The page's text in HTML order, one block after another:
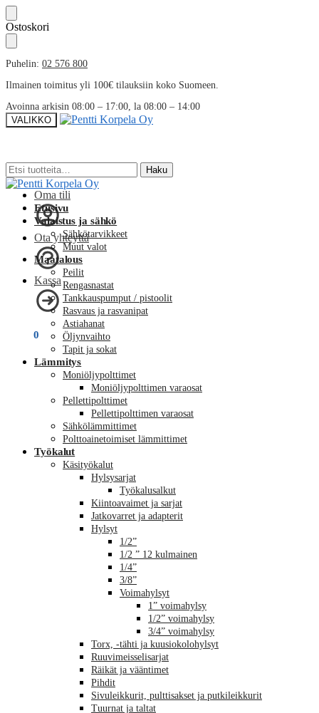
Skip
to
navigation
Skip
to
content
Ostoskori
Puhelin: 02 576 800
Ilmainen toimitus yli 100€ tilauksiin koko Suomeen.
Avoinna arkisin 08:00 – 17:00, la 08:00 – 14:00
VALIKKO
Etsi: Haku
Oma tili
Ota yhteyttä
Kassa
0
Etsi: Haku
Etusivu
Valaistus ja sähkö
Sähkötarvikkeet
Muut valot
Maatalous
Peilit
Rengasnastat
Tankkauspumput / pistoolit
Rasvaus ja rasvanipat
Astiahanat
Öljynvaihto
Tapit ja sokat
Lämmitys
Moniöljypolttimet
Moniöljypolttimen varaosat
Pellettipolttimet
Pellettipolttimen varaosat
Sähkölämmittimet
Polttoainetoimiset lämmittimet
Työkalut
Käsityökalut
Hylsysarjat
Työkalusalkut
Kiintoavaimet ja sarjat
Jatkovarret ja adapterit
Hylsyt
1/2”
1/2 ” 12 kulmainen
1/4”
3/8”
Voimahylsyt
1” voimahylsy
1/2” voimahylsy
3/4” voimahylsy
Torx, -tähti ja kuusiokolohylsyt
Ruuvimeisselisarjat
Räikät ja vääntimet
Pihdit
Sivuleikkurit, pulttisakset ja putkileikkurit
Tuurnat ja taltat